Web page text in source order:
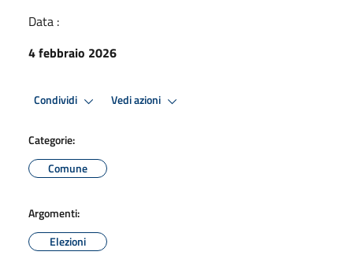
Data :
4 febbraio 2026
Condividi Vedi azioni
Categorie:
Comune
Argomenti:
Elezioni